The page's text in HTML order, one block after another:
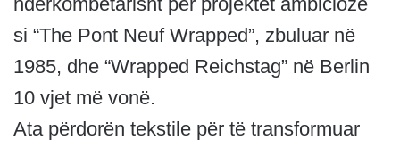
si “The Pont Neuf Wrapped”, zbuluar në
1985, dhe “Wrapped Reichstag” në Berlin
10 vjet më vonë.
Ata përdorën tekstile për të transformuar